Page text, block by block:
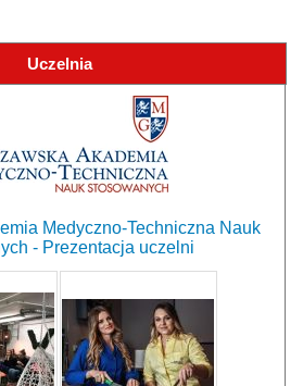
Uczelnia
Medyczno-Techniczna Nauk
- Prezentacja uczelni